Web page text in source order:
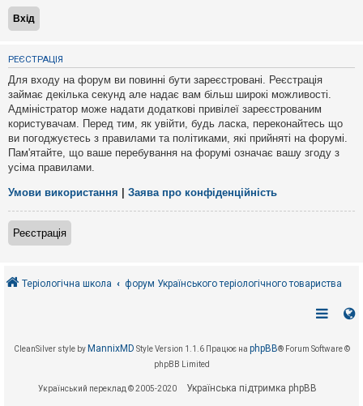
м
и
б
з
в
і
д
п
о
в
і
д
е
й
А
к
т
и
і
РЕЄСТРАЦІЯ
Для входу на форум ви повинні бути зареєстровані. Реєстрація
займає декілька секунд але надає вам більш широкі можливості.
Адміністратор може надати додаткові привілеї зареєстрованим
користувачам. Перед тим, як увійти, будь ласка, переконайтесь що
ви погоджуєтесь з правилами та політиками, які прийняті на форумі.
Пам'ятайте, що ваше перебування на форумі означає вашу згоду з
усіма правилами.
Умови використання Заява про конфіденційність
Реєстрація
Теріологічна школа форум Українського теріологічного товариства
CleanSilver style by MannixMD Style Version 1.1.6 Працює на phpBB® Forum Software ©
phpBB Limited
Український переклад © 2005-2020 Українська підтримка phpBB